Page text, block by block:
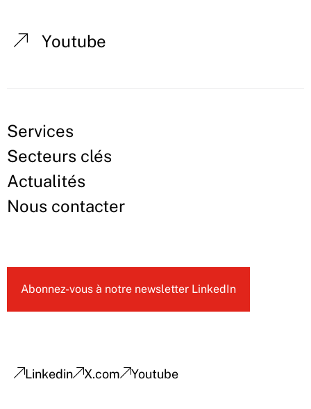
Youtube
Services
Secteurs clés
Actualités
Nous contacter
Abonnez-vous à notre newsletter LinkedIn
Linkedin X.com Youtube